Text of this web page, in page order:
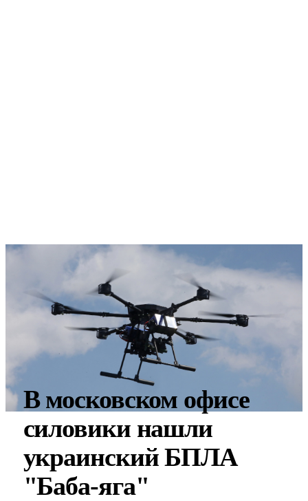
В московском офисе
силовики нашли
украинский БПЛА
"Баба-яга"